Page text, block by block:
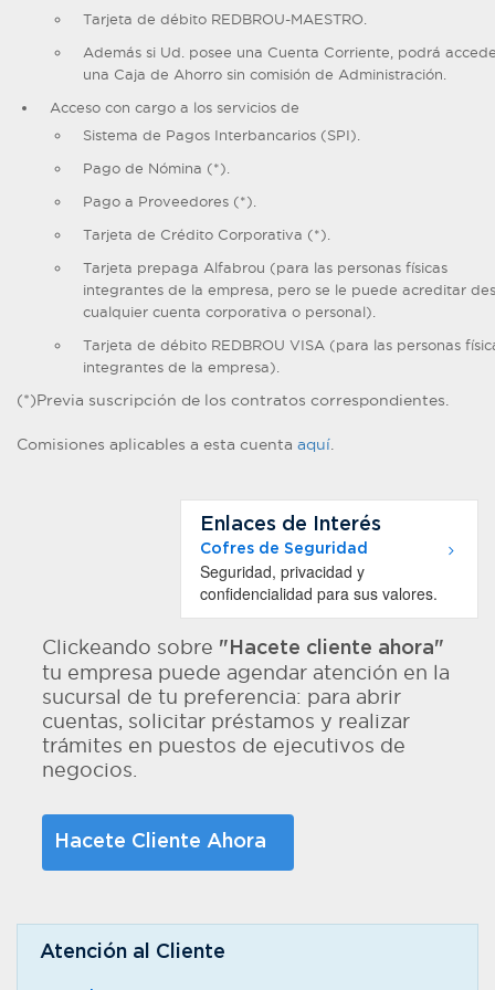
Tarjeta de débito REDBROU-MAESTRO.
Además si Ud. posee una Cuenta Corriente, podrá
una Caja de Ahorro sin comisión de Administración.
Acceso con cargo a los servicios de
Sistema de Pagos Interbancarios (SPI).
Pago de Nómina (*).
Pago a Proveedores (*).
Tarjeta de Crédito Corporativa (*).
Tarjeta prepaga Alfabrou (para las personas físicas
integrantes de la empresa, pero se le puede acreditar
cualquier cuenta corporativa o personal).
Tarjeta de débito REDBROU VISA (para las personas
integrantes de la empresa).
(*)Previa suscripción de los contratos correspondientes.
Comisiones aplicables a esta cuenta aquí
Enlaces de Interés
Cofres de Seguridad
Seguridad, privacidad y
confidencialidad para sus valores.
Clickeando sobre "Hacete cliente ahora"
tu empresa puede agendar atención en la
sucursal de tu preferencia: para abrir
cuentas, solicitar préstamos y realizar
trámites en puestos de ejecutivos de
negocios.
Hacete Cliente Ahora
Atención al Cliente